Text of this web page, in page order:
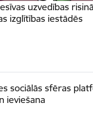
uzvedības
izglītības iestādēs
sociālās sfēras
ieviešana